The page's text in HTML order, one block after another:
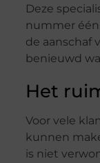
Deze
nummer
de aanschaf
benieuwd
Het
Voor vele
kunnen
is niet